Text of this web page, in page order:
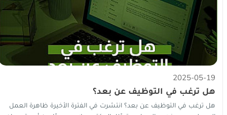
2025-05-19
هل ترغب في التوظيف عن بعد؟
هل ترغب في التوظيف عن بعد؟ انتشرت في الفترة الأخيرة ظاهرة العمل